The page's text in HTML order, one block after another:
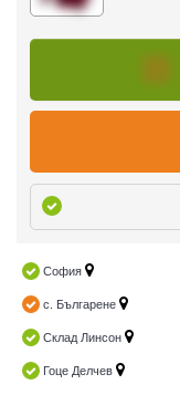
София
с. Българене
Склад Линсон
Гоце Делчев